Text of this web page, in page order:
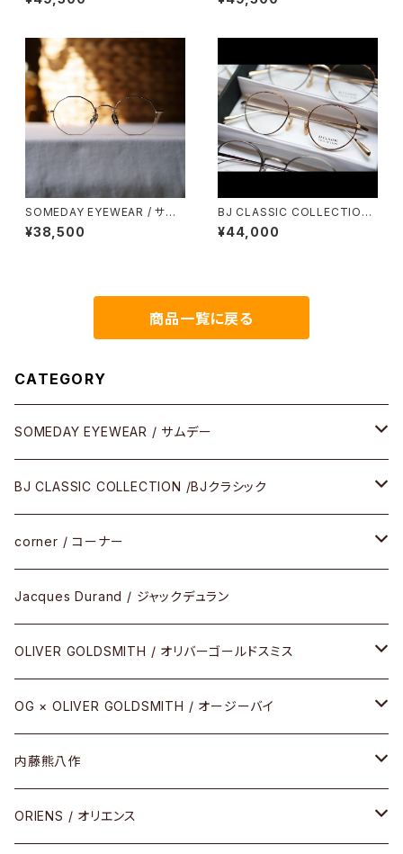
8 51 ジャズ BJクラシック
ロイド クラウンパント
SOMEDAY EYEWEAR / サム
デー メタル多角形 鯖江製
¥38,500
BJ CLASSIC COLLECTION
PREM-114SNT BJクラシック
¥44,000
商品一覧に戻る
CATEGORY
SOMEDAY EYEWEAR / サムデー
メガネ
サングラス
アパレル
その他
BJ CLASSIC COLLECTION /BJクラシック
CELLULOID（CRAFTSMAN EDITION）
SHINBARI（CRAFTSMAN EDITION）
URUSHI（CRAFTSMAN EDITION）
REVIVAL EDITION
HEAVY EDITION
COMBI （コンビシリーズ）
corner / コーナー
リサーチシリーズ
サブリメイションシリーズ
Jacques Durand / ジャックデュラン
OLIVER GOLDSMITH / オリバーゴールドスミス
メタル
セル
コンビ
OG × OLIVER GOLDSMITH / オージーバイ
メタル
セル
内藤熊八作
セル
ORIENS / オリエンス